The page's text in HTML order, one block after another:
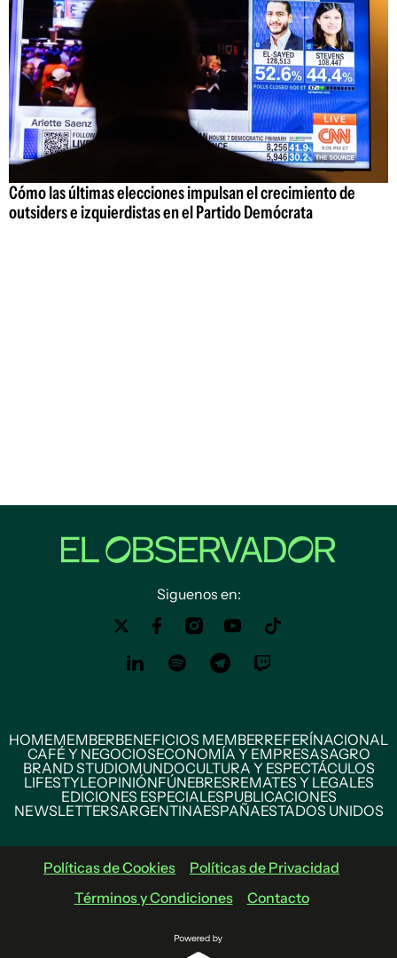
Cómo las últimas elecciones impulsan el crecimiento de
outsiders e izquierdistas en el Partido Demócrata
Siguenos en:
HOMEMEMBERBENEFICIOS MEMBERREFERÍNACIONAL
CAFÉ Y NEGOCIOSECONOMÍA Y EMPRESASAGRO
BRAND STUDIOMUNDOCULTURA Y ESPECTÁCULOS
LIFESTYLEOPINIÓNFÚNEBRESREMATES Y LEGALES
EDICIONES ESPECIALESPUBLICACIONES
NEWSLETTERSARGENTINAESPAÑAESTADOS UNIDOS
Políticas de Cookies
Políticas de Privacidad
Términos y Condiciones
Contacto